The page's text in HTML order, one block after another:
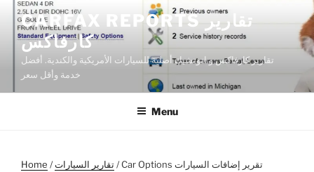
Skip
content
CARFAX REPORTS تقارير
كارفاكس
تقارير كارفاكس و اتوتشيك أصلية للسيارات الأمريكية والكندية. أفضل
خدمة وأقل سعر
Menu
Home /تقارير السيارات/ Car Options تقرير إضافات السيارات